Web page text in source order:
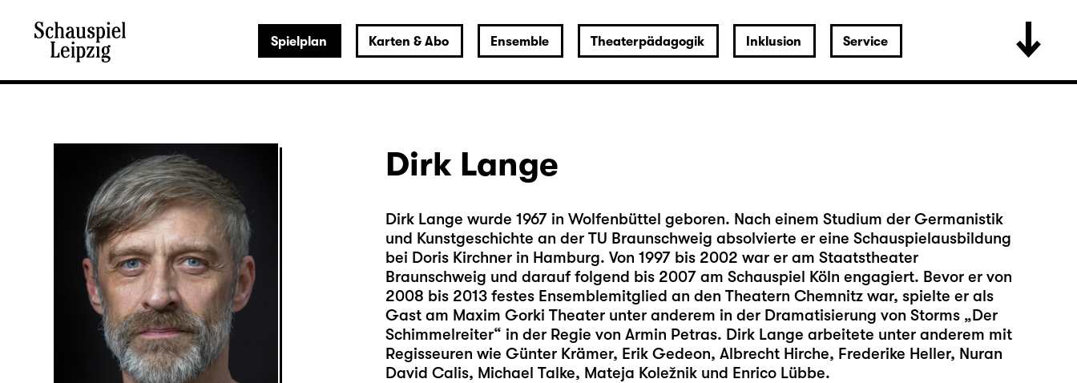
Spielplan Karten & Abo Ensemble Theaterpädagogik Inklusion Service
Dirk Lange
Dirk Lange wurde 1967 in Wolfenbüttel geboren. Nach einem Studium der Germanistik
und Kunstgeschichte an der TU Braunschweig absolvierte er eine Schauspielausbildung
bei Doris Kirchner in Hamburg. Von 1997 bis 2002 war er am Staatstheater
Braunschweig und darauf folgend bis 2007 am Schauspiel Köln engagiert. Bevor er von
2008 bis 2013 festes Ensemblemitglied an den Theatern Chemnitz war, spielte er als
Gast am Maxim Gorki Theater unter anderem in der Dramatisierung von Storms „Der
Schimmelreiter“ in der Regie von Armin Petras. Dirk Lange arbeitete unter anderem mit
Regisseuren wie Günter Krämer, Erik Gedeon, Albrecht Hirche, Frederike Heller, Nuran
David Calis, Michael Talke, Mateja Koležnik und Enrico Lübbe.